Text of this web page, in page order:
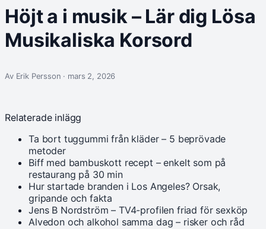
Höjt a i musik – Lär dig Lösa
Musikaliska Korsord
Av Erik Persson · mars 2, 2026
Relaterade inlägg
Ta bort tuggummi från kläder – 5 beprövade
metoder
Biff med bambuskott recept – enkelt som på
restaurang på 30 min
Hur startade branden i Los Angeles? Orsak,
gripande och fakta
Jens B Nordström – TV4-profilen friad för sexköp
Alvedon och alkohol samma dag – risker och råd